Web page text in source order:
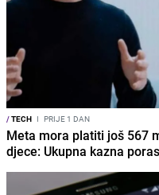
/TECH I PRIJE 1 DAN
Meta mora platiti još 567
djece: Ukupna kazna